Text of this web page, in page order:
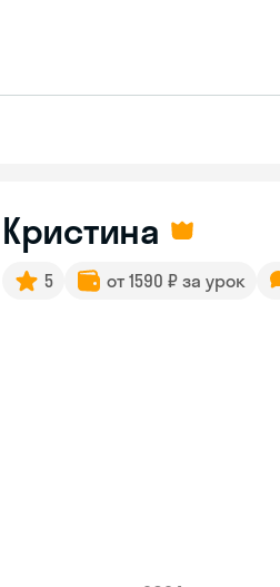
Кристина
5 от 1590 ₽ за урок